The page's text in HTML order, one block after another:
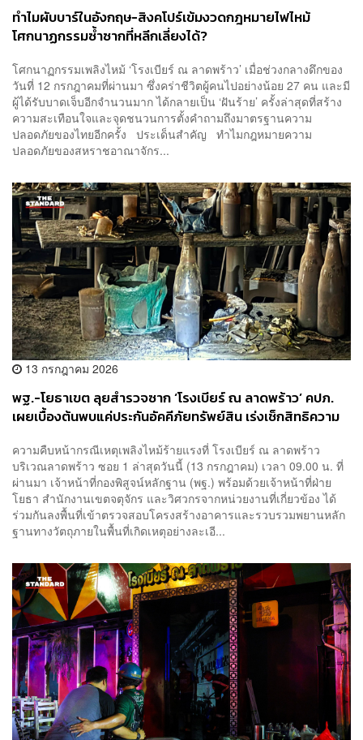
ทำไมผับบาร์ในอังกฤษ-สิงคโปร์เข้มงวดกฎหมายไฟไหม้
โศกนาฏกรรมซ้ำซากที่หลีกเลี่ยงได้?
โศกนาฏกรรมเพลิงไหม้ ‘โรงเบียร์ ณ ลาดพร้าว’ เมื่อช่วงกลางดึกของ
วันที่ 12 กรกฎาคมที่ผ่านมา ซึ่งคร่าชีวิตผู้คนไปอย่างน้อย 27 คน และมี
ผู้ได้รับบาดเจ็บอีกจำนวนมาก ได้กลายเป็น ‘ฝันร้าย’ ครั้งล่าสุดที่สร้าง
ความสะเทือนใจและจุดชนวนการตั้งคำถามถึงมาตรฐานความ
ปลอดภัยของไทยอีกครั้ง ประเด็นสำคัญ ทำไมกฎหมายความ
ปลอดภัยของสหราชอาณาจักร...
13 กรกฎาคม 2026
พฐ.-โยธาเขต ลุยสำรวจซาก ‘โรงเบียร์ ณ ลาดพร้าว’ คปภ.
เผยเบื้องต้นพบแค่ประกันอัคคีภัยทรัพย์สิน เร่งเช็กสิทธิความ
ความคืบหน้ากรณีเหตุเพลิงไหม้ร้ายแรงที่ โรงเบียร์ ณ ลาดพร้าว
บริเวณลาดพร้าว ซอย 1 ล่าสุดวันนี้ (13 กรกฎาคม) เวลา 09.00 น. ที่
ผ่านมา เจ้าหน้าที่กองพิสูจน์หลักฐาน (พฐ.) พร้อมด้วยเจ้าหน้าที่ฝ่าย
โยธา สำนักงานเขตจตุจักร และวิศวกรจากหน่วยงานที่เกี่ยวข้อง ได้
ร่วมกันลงพื้นที่เข้าตรวจสอบโครงสร้างอาคารและรวบรวมพยานหลัก
ฐานทางวัตถุภายในพื้นที่เกิดเหตุอย่างละเอี...